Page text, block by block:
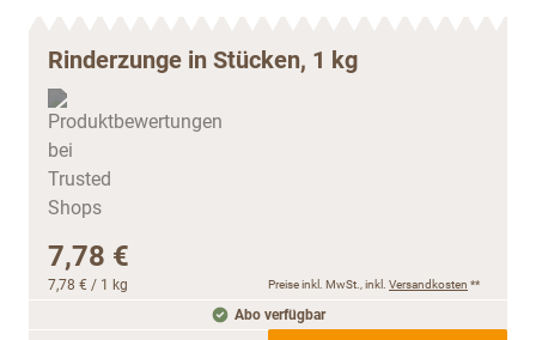
Rinderzunge in Stücken, 1 kg
7,78 €
7,78 € / 1 kg Preise inkl. MwSt., inkl. Versandkosten **
Abo verfügbar